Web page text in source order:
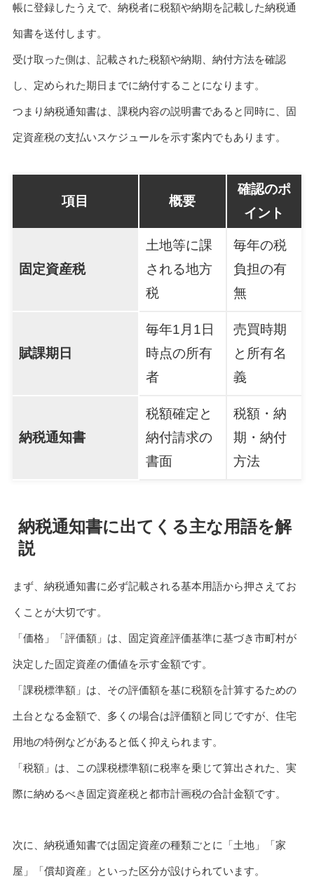
帳に登録したうえで、納税者に税額や納期を記載した納税通
知書を送付します。
受け取った側は、記載された税額や納期、納付方法を確認
し、定められた期日までに納付することになります。
つまり納税通知書は、課税内容の説明書であると同時に、固
定資産税の支払いスケジュールを示す案内でもあります。
項目 概要
確認のポ
イント
固定資産税
土地等に課
される地方
税
毎年の税
負担の有
無
賦課期日
毎年1月1日
時点の所有
者
売買時期
と所有名
義
納税通知書
税額確定と
納付請求の
書面
税額・納
期・納付
方法
納税通知書に出てくる主な用語を解
説
まず、納税通知書に必ず記載される基本用語から押さえてお
くことが大切です。
「価格」「評価額」は、固定資産評価基準に基づき市町村が
決定した固定資産の価値を示す金額です。
「課税標準額」は、その評価額を基に税額を計算するための
土台となる金額で、多くの場合は評価額と同じですが、住宅
用地の特例などがあると低く抑えられます。
「税額」は、この課税標準額に税率を乗じて算出された、実
際に納めるべき固定資産税と都市計画税の合計金額です。
次に、納税通知書では固定資産の種類ごとに「土地」「家
屋」「償却資産」といった区分が設けられています。